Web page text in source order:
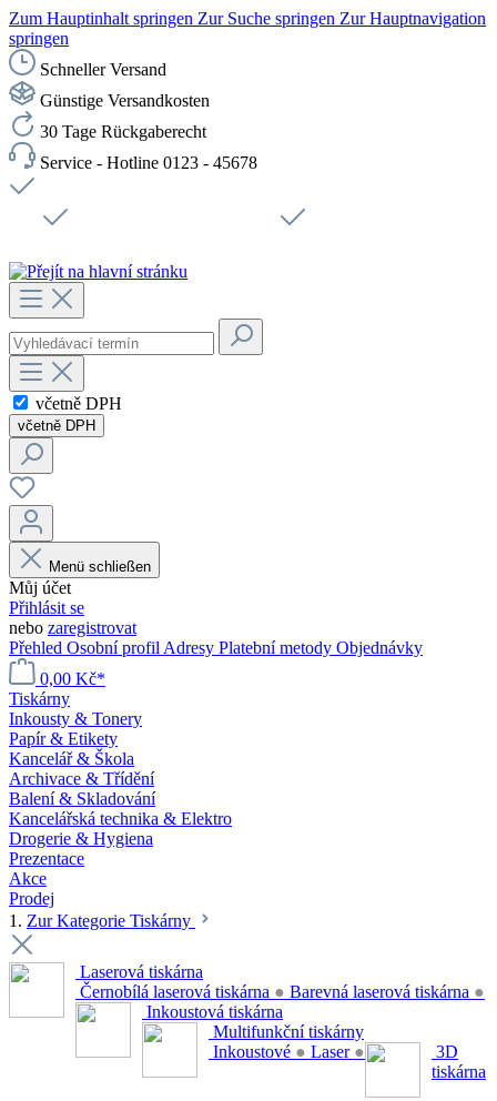
Zum Hauptinhalt springen Zur Suche springen Zur Hauptnavigation
springen
Schneller Versand
Günstige Versandkosten
30 Tage Rückgaberecht
Service - Hotline 0123 - 45678
včetně DPH
včetně DPH
Menü schließen
Můj účet
Přihlásit se
nebo zaregistrovat
Přehled Osobní profil Adresy Platební metody Objednávky
0,00 Kč*
Tiskárny
Inkousty & Tonery
Papír & Etikety
Kancelář & Škola
Archivace & Třídění
Balení & Skladování
Kancelářská technika & Elektro
Drogerie & Hygiena
Prezentace
Akce
Prodej
1. Zur Kategorie Tiskárny
Laserová tiskárna
Černobílá laserová tiskárna ● Barevná laserová tiskárna ●
Inkoustová tiskárna
Multifunkční tiskárny
Inkoustové ● Laser ●
3D
tiskárna